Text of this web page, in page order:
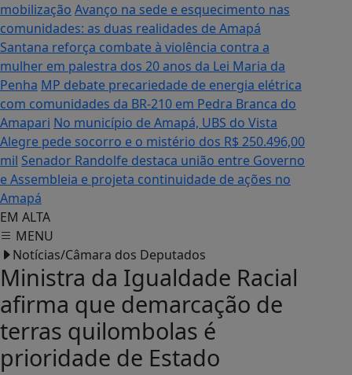
mobilização Avanço na sede e esquecimento nas
comunidades: as duas realidades de Amapá
Santana reforça combate à violência contra a
mulher em palestra dos 20 anos da Lei Maria da
Penha MP debate precariedade de energia elétrica
com comunidades da BR-210 em Pedra Branca do
Amapari No município de Amapá, UBS do Vista
Alegre pede socorro e o mistério dos R$ 250.496,00
mil Senador Randolfe destaca união entre Governo
e Assembleia e projeta continuidade de ações no
Amapá
EM ALTA
MENU
Notícias/Câmara dos Deputados
Ministra da Igualdade Racial
afirma que demarcação de
terras quilombolas é
prioridade de Estado